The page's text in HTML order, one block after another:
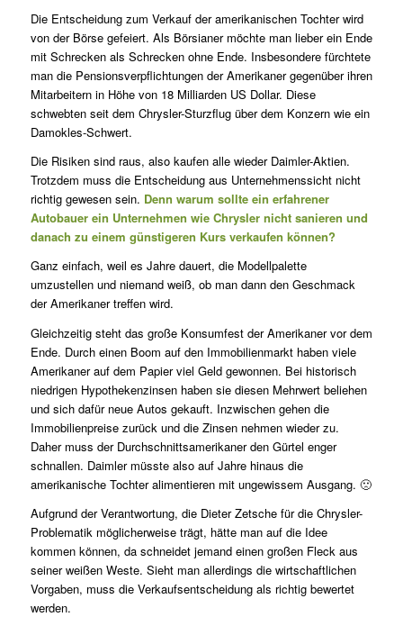
Die Entscheidung zum Verkauf der amerikanischen Tochter wird
von der Börse gefeiert. Als Börsianer möchte man lieber ein Ende
mit Schrecken als Schrecken ohne Ende. Insbesondere fürchtete
man die Pensionsverpflichtungen der Amerikaner gegenüber ihren
Mitarbeitern in Höhe von 18 Milliarden US Dollar. Diese
schwebten seit dem Chrysler-Sturzflug über dem Konzern wie ein
Damokles-Schwert.
Die Risiken sind raus, also kaufen alle wieder Daimler-Aktien.
Trotzdem muss die Entscheidung aus Unternehmenssicht nicht
richtig gewesen sein. Denn warum sollte ein erfahrener
Autobauer ein Unternehmen wie Chrysler nicht sanieren und
danach zu einem günstigeren Kurs verkaufen können?
Ganz einfach, weil es Jahre dauert, die Modellpalette
umzustellen und niemand weiß, ob man dann den Geschmack
der Amerikaner treffen wird.
Gleichzeitig steht das große Konsumfest der Amerikaner vor dem
Ende. Durch einen Boom auf den Immobilienmarkt haben viele
Amerikaner auf dem Papier viel Geld gewonnen. Bei historisch
niedrigen Hypothekenzinsen haben sie diesen Mehrwert beliehen
und sich dafür neue Autos gekauft. Inzwischen gehen die
Immobilienpreise zurück und die Zinsen nehmen wieder zu.
Daher muss der Durchschnittsamerikaner den Gürtel enger
schnallen. Daimler müsste also auf Jahre hinaus die
amerikanische Tochter alimentieren mit ungewissem Ausgang. 🙁
Aufgrund der Verantwortung, die Dieter Zetsche für die Chrysler-
Problematik möglicherweise trägt, hätte man auf die Idee
kommen können, da schneidet jemand einen großen Fleck aus
seiner weißen Weste. Sieht man allerdings die wirtschaftlichen
Vorgaben, muss die Verkaufsentscheidung als richtig bewertet
werden.